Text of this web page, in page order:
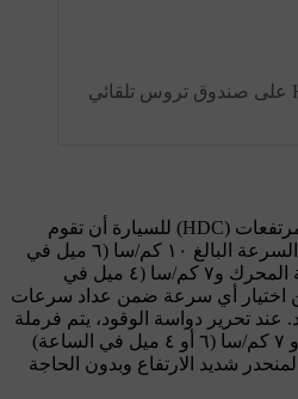
لا يمكن تنشيط HDC على صندوق تروس تلقائي
يتيح نظام التحكم عند نزول المرتفعات (HDC) للسيارة أن تقوم
البالغ
١٠ كم/سا (٦ ميل في
المحرك و
٧ كم/سا (٤ ميل في
اختيار أي سرعة ضمن عداد سرعات
عند تحرير دواسة الوقود، يتم فرملة
٧ كم/سا (٦ أو ٤ ميل في الساعة)
شديد الارتفاع وبدون الحاجة